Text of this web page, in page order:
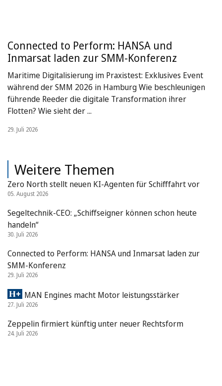
Connected to Perform: HANSA und
Inmarsat laden zur SMM-Konferenz
Maritime Digitalisierung im Praxistest: Exklusives Event
während der SMM 2026 in Hamburg Wie beschleunigen
führende Reeder die digitale Transformation ihrer
Flotten? Wie sieht der ...
29. Juli 2026
Weitere Themen
Zero North stellt neuen KI-Agenten für Schifffahrt vor
05. August 2026
Segeltechnik-CEO: „Schiffseigner können schon heute
handeln“
30. Juli 2026
Connected to Perform: HANSA und Inmarsat laden zur
SMM-Konferenz
29. Juli 2026
MAN Engines macht Motor leistungsstärker
27. Juli 2026
Zeppelin firmiert künftig unter neuer Rechtsform
24. Juli 2026